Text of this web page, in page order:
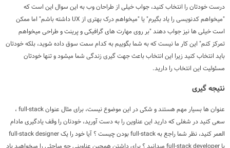
درست خودتان را انتخاب کنید، جواب خیلی از طراحان وب به این سوال این است که
"میخواهم کدنویسی را یاد بگیرم" یا "میخواهم درک بهتری از UX داشته باشم" اما ممکن
است خیلی ها نیز جواب دهند "بر روی مهارت های گرافیکی و پرینت و طراحی میخواهم
تمرکز کنم" این کار ما نیست که به شما بگوییم به کدام سمت سوق داده شوید، بلکه خودتان
باید انتخاب کنید زیرا این انتخاب باعث جهت گیری زندگی شما میشود و تنها خودتان
مسئولیت این انتخاب را دارید.
نتیجه گیری
عنوان ها بسیار مهم هستند و شکی در این موضوع نیست، برای مثال عنوان full-stack ،
سعی کنید در شغلی که دارید این عناوین را به دست آورید، خودتان را وقف یادگیری مادام
العمر کنید، نظر شما راجع به full-stack بودن چیست ؟ آیا خود را یک full-stack designer